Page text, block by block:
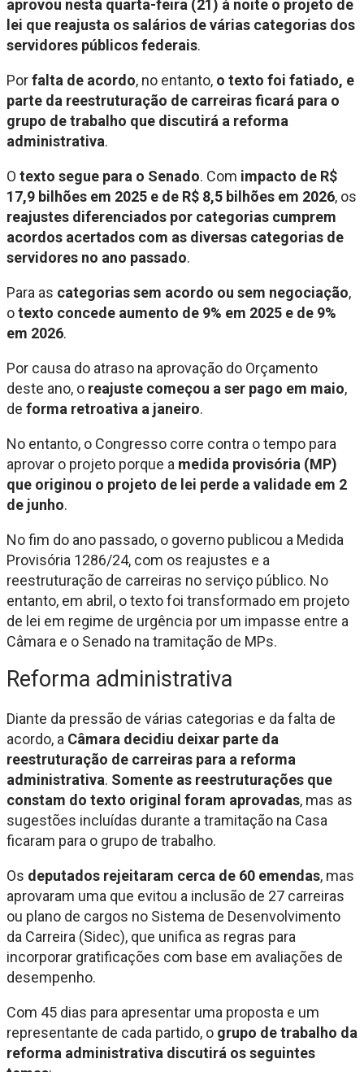
aprovou nesta quarta-feira (21) à noite o projeto de
lei que reajusta os salários de várias categorias dos
servidores públicos federais.
Porfalta de acordo, no entanto, o texto foi fatiado, e
parte da reestruturação de carreiras ficará para o
grupo de trabalho que discutirá a reforma
administrativa.
O texto segue para o Senado. Com impacto de R$
17,9 bilhões em 2025 e de R$ 8,5 bilhões em 2026, os
reajustes diferenciados por categorias cumprem
acordos acertados com as diversas categorias de
servidores no ano passado.
Para as categorias sem acordo ou sem negociação,
otexto concede aumento de 9% em 2025 e de 9%
em 2026.
Por causa do atraso na aprovação do Orçamento
deste ano, o reajuste começou a ser pago em maio,
de forma retroativa a janeiro.
No entanto, o Congresso corre contra o tempo para
aprovar o projeto porque a medida provisória (MP)
que originou o projeto de lei perde a validade em 2
de junho.
No fim do ano passado, o governo publicou a Medida
Provisória 1286/24, com os reajustes e a
reestruturação de carreiras no serviço público. No
entanto, em abril, o texto foi transformado em projeto
de lei em regime de urgência por um impasse entre a
Câmara e o Senado na tramitação de MPs.
Reforma administrativa
Diante da pressão de várias categorias e da falta de
acordo, a Câmara decidiu deixar parte da
reestruturação de carreiras para a reforma
administrativa. Somente as reestruturações que
constam do texto original foram aprovadas, mas as
sugestões incluídas durante a tramitação na Casa
ficaram para o grupo de trabalho.
Os deputados rejeitaram cerca de 60 emendas, mas
aprovaram uma que evitou a inclusão de 27 carreiras
ou plano de cargos no Sistema de Desenvolvimento
da Carreira (Sidec), que unifica as regras para
incorporar gratificações com base em avaliações de
desempenho.
Com 45 dias para apresentar uma proposta e um
representante de cada partido, o grupo de trabalho da
reforma administrativa discutirá os seguintes